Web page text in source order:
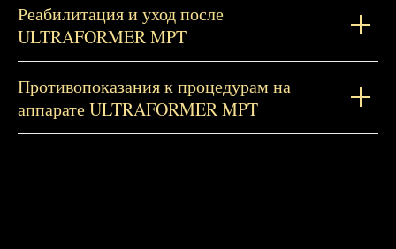
Реабилитация и уход после
ULTRAFORMER MPT
Противопоказания к процедурам на
аппарате ULTRAFORMER MPT